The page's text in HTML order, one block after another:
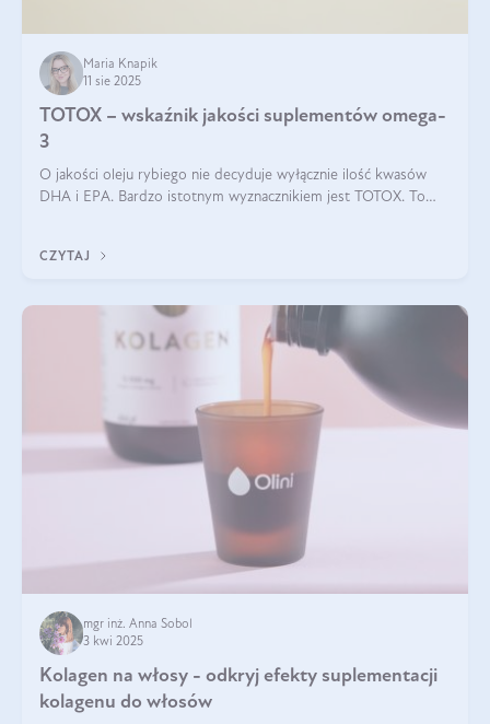
Maria Knapik
11 sie 2025
TOTOX – wskaźnik jakości suplementów omega-
3
O jakości oleju rybiego nie decyduje wyłącznie ilość kwasów
DHA i EPA. Bardzo istotnym wyznacznikiem jest TOTOX. To
CZYTAJ
mgr inż. Anna Sobol
3 kwi 2025
Kolagen na włosy - odkryj efekty suplementacji
kolagenu do włosów